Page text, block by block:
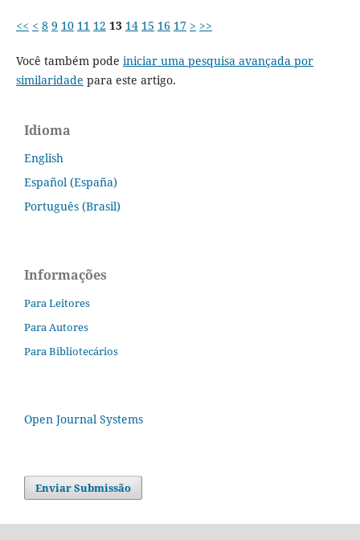
<< < 8 9 10 11 12 13 14 15 16 17 > >>
Você também pode iniciar uma pesquisa avançada por
similaridade para este artigo.
Idioma
English
Español (España)
Português (Brasil)
Informações
Para Leitores
Para Autores
Para Bibliotecários
Open Journal Systems
Enviar Submissão